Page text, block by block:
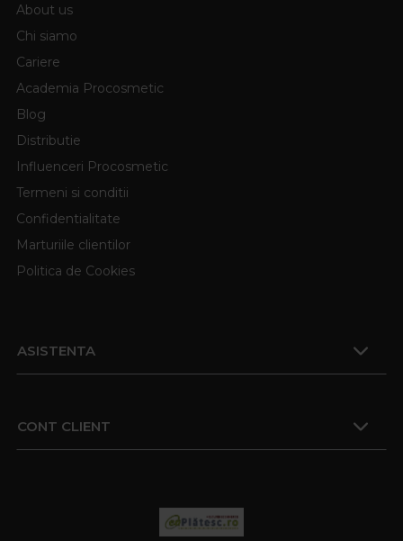
About us
Chi siamo
Cariere
Academia Procosmetic
Blog
Distributie
Influenceri Procosmetic
Termeni si conditii
Confidentialitate
Marturiile clientilor
Politica de Cookies
ASISTENTA
CONT CLIENT